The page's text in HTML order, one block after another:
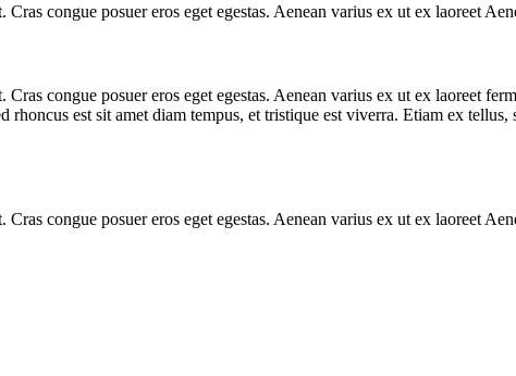
congue posuer eros eget egestas. Aenean varius ex ut ex laoreet
congue posuer eros eget egestas. Aenean varius ex ut ex laoreet
est sit amet diam tempus, et tristique est viverra. Etiam ex
congue posuer eros eget egestas. Aenean varius ex ut ex laoreet